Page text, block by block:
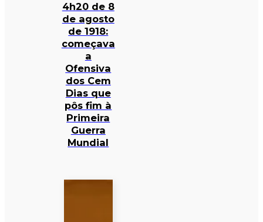
4h20 de 8
de agosto
de 1918:
começava
a
Ofensiva
dos Cem
Dias que
pôs fim à
Primeira
Guerra
Mundial